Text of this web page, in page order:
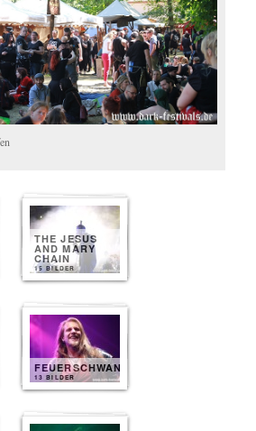
THE JESUS
AND MARY
CHAIN
15 BILDER
FEUERSCHWANZ
13 BILDER